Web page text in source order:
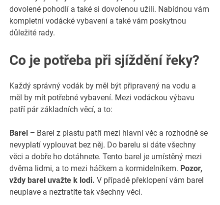
dovolené pohodlí a také si dovolenou užili. Nabídnou vám
kompletní vodácké vybavení a také vám poskytnou
důležité rady.
Co je potřeba při sjíždění řeky?
Každý správný vodák by měl být připravený na vodu a
měl by mít potřebné vybavení. Mezi vodáckou výbavu
patří pár základních věcí, a to:
Barel – Barel z plastu patří mezi hlavní věc a rozhodně se
nevyplatí vyplouvat bez něj. Do barelu si dáte všechny
věci a dobře ho dotáhnete. Tento barel je umístěný mezi
dvěma lidmi, a to mezi háčkem a kormidelníkem. Pozor,
vždy barel uvažte k lodi. V případě překlopení vám barel
neuplave a neztratíte tak všechny věci.